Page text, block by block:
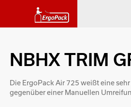
NBHX TRIM
Die ErgoPack Air 725 weißt eine
gegenüber einer Manuellen